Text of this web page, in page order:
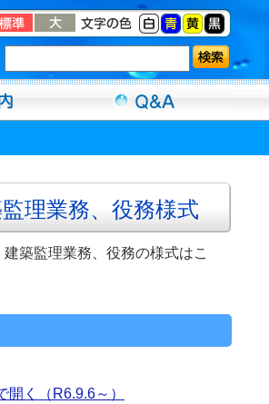
理業務、役務様式
築監理業務、役務の様式はこ
開く（R6.9.6～）